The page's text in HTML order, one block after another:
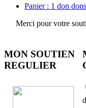
Panier : 1 don dons
Merci pour votre
MON SOUTIEN
REGULIER